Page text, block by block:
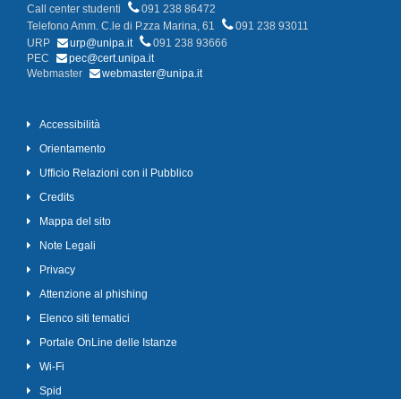
Call center studenti
091 238 86472
Telefono Amm. C.le di P.zza Marina, 61
091 238 93011
URP
urp@unipa.it
091 238 93666
PEC
pec@cert.unipa.it
Webmaster
webmaster@unipa.it
Accessibilità
Orientamento
Ufficio Relazioni con il Pubblico
Credits
Mappa del sito
Note Legali
Privacy
Attenzione al phishing
Elenco siti tematici
Portale OnLine delle Istanze
Wi-Fi
Spid